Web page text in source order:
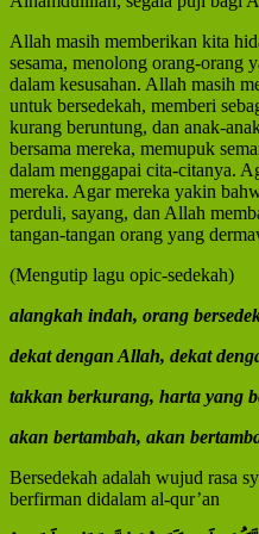
Allah masih memberikan kita
sesama, menolong orang-orang
dalam kesusahan. Allah masih
untuk bersedekah, memberi
kurang beruntung, dan anak-
bersama mereka, memupuk
dalam menggapai cita-citanya.
mereka. Agar mereka yakin
perduli, sayang, dan Allah
tangan-tangan orang yang
(Mengutip lagu opic-sedekah)
alangkah indah, orang
dekat dengan Allah, dekat
takkan berkurang, harta yang
akan bertambah, akan
Bersedekah adalah wujud rasa
berfirman didalam al-qur’an